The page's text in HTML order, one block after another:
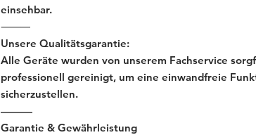
einsehbar.
⸻
Unsere Qualitätsgarantie:
Alle Geräte wurden von unserem Fachservice
professionell gereinigt, um eine einwandfreie
sicherzustellen.
———
Garantie & Gewährleistung